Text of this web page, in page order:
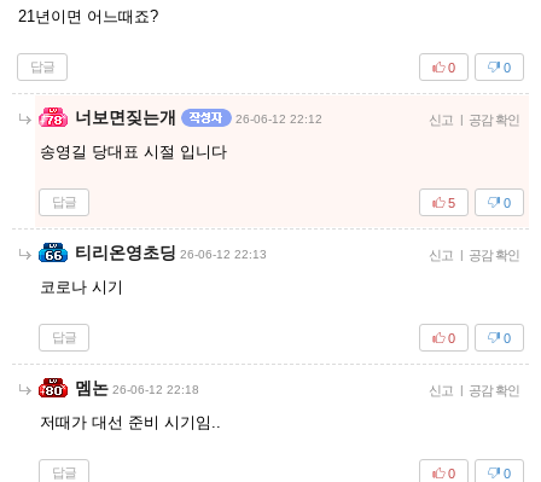
21년이면 어느때죠?
답글 0
0
너보면짖는개 26-06-12 22:12 신고 공감 확인
송영길 당대표 시절 입니다
답글 0
5
티리온영초딩 26-06-12 22:13 신고 공감 확인
코로나 시기
답글 0
0
멤논 26-06-12 22:18 신고 공감 확인
저때가 대선 준비 시기임..
답글 0
0